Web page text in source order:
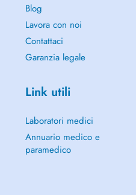
Blog
Lavora con noi
Contattaci
Garanzia legale
Link utili
Laboratori medici
Annuario medico e
paramedico